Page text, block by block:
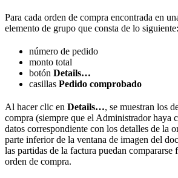
Para cada orden de compra encontrada en
elemento de grupo que consta de lo siguiente:
número de pedido
monto total
botón Details…
casillas Pedido comprobado
Al hacer clic en Details…, se muestran los
compra (siempre que el Administrador haya
datos correspondiente con los detalles de la
parte inferior de la ventana de imagen del
las partidas de la factura puedan compararse
orden de compra.